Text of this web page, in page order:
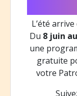
L’été
Du 8 juin
une
gratuite
votre